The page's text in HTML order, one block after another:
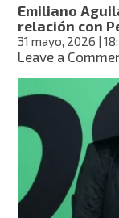
Emiliano
relación con
31 mayo, 2026 |
Leave a